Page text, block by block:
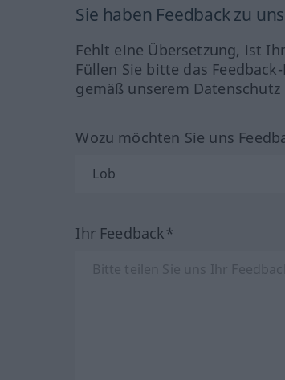
Sie haben Feedback zu
Fehlt eine Übersetzung, ist
Füllen Sie bitte das
gemäß unserem
Wozu möchten Sie uns
Ihr Feedback*